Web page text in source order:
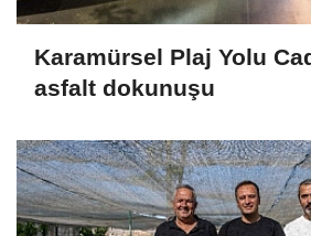
Karamürsel Plaj Yolu
asfalt dokunuşu